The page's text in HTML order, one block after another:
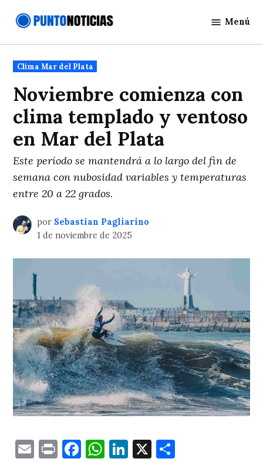
Noticias
Menú
Publicado
en
Clima Mar del Plata
Noviembre comienza con
clima templado y ventoso
en Mar del Plata
Este período se mantendrá a lo largo del fin de
semana con nubosidad variables y temperaturas
entre 20 a 22 grados.
por Sebastian Pagliarino
1 de noviembre de 2025
EmailPrintFacebook
WhatsApp
LinkedIn
X